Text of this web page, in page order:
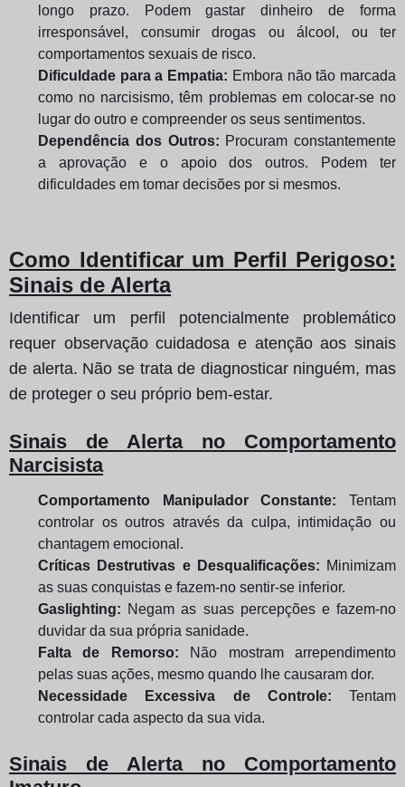
longo prazo. Podem gastar dinheiro de forma
irresponsável, consumir drogas ou álcool, ou ter
comportamentos sexuais de risco.
Dificuldade para a Empatia: Embora não tão marcada
como no narcisismo, têm problemas em colocar-se no
lugar do outro e compreender os seus sentimentos.
Dependência dos Outros: Procuram constantemente
a aprovação e o apoio dos outros. Podem ter
dificuldades em tomar decisões por si mesmos.
Como Identificar um Perfil Perigoso:
Sinais de Alerta
Identificar um perfil potencialmente problemático
requer observação cuidadosa e atenção aos sinais
de alerta. Não se trata de diagnosticar ninguém, mas
de proteger o seu próprio bem-estar.
Sinais de Alerta no Comportamento
Narcisista
Comportamento Manipulador Constante: Tentam
controlar os outros através da culpa, intimidação ou
chantagem emocional.
Críticas Destrutivas e Desqualificações: Minimizam
as suas conquistas e fazem-no sentir-se inferior.
Gaslighting: Negam as suas percepções e fazem-no
duvidar da sua própria sanidade.
Falta de Remorso: Não mostram arrependimento
pelas suas ações, mesmo quando lhe causaram dor.
Necessidade Excessiva de Controle: Tentam
controlar cada aspecto da sua vida.
Sinais de Alerta no Comportamento